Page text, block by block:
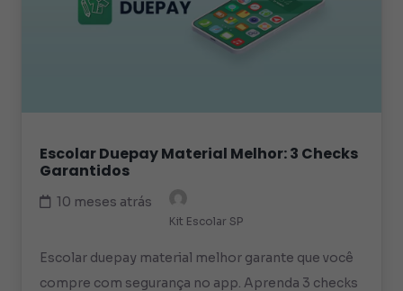
Escolar Duepay Material Melhor: 3 Checks
Garantidos
10 meses atrás
Kit Escolar SP
Escolar duepay material melhor garante que você
compre com segurança no app. Aprenda 3 checks